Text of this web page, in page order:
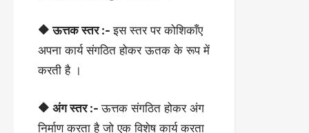
🔶 ऊत्तक स्तर :-इस स्तर पर कोशिकाँए
अपना कार्य संगठित होकर ऊतक के रूप में
करती है ।
🔶 अंग स्तर :-ऊत्तक संगठित होकर अंग
निर्माण करता है जो एक विशेष कार्य करता